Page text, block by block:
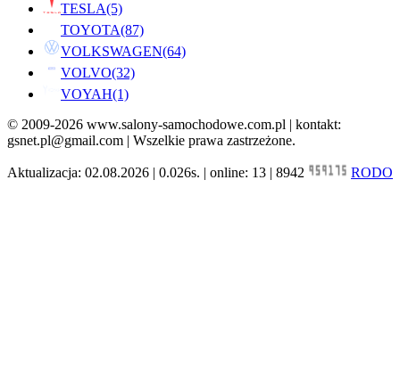
TESLA(5)
TOYOTA(87)
VOLKSWAGEN(64)
VOLVO(32)
VOYAH(1)
© 2009-2026 www.salony-samochodowe.com.pl | kontakt:
gsnet.pl@gmail.com | Wszelkie prawa zastrzeżone.
Aktualizacja: 02.08.2026 | 0.026s. | online: 13 | 8942 RODO